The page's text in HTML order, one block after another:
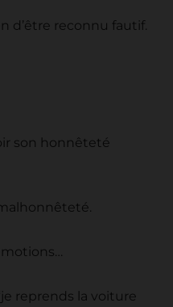
d’être reconnu fautif.
son honnêteté
reprends la voiture